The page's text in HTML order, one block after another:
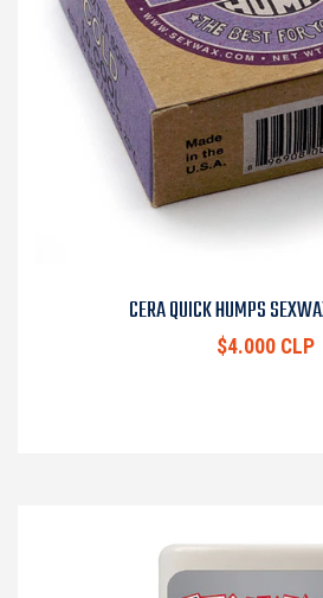
CERA QUICK HUMPS
$4.000 CLP